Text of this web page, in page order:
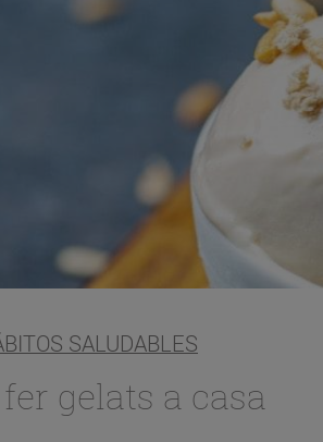
SALUDABLES
gelats a casa